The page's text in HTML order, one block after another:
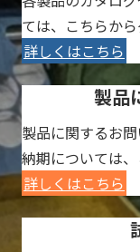
ては、こちらから
詳しくはこちら
製品
製品に関するお
納期については
詳しくはこちら